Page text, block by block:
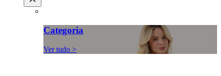
Categoria
Ver tudo >